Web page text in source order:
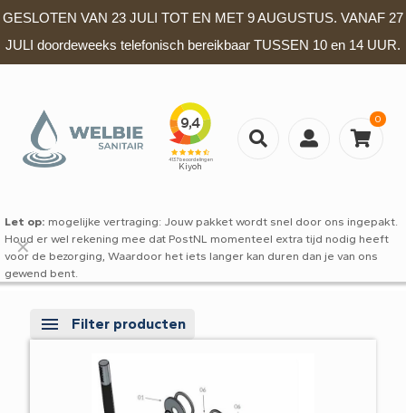
GESLOTEN VAN 23 JULI TOT EN MET 9 AUGUSTUS. VANAF 27
JULI doordeweeks telefonisch bereikbaar TUSSEN 10 en 14 UUR.
0
Let op: mogelijke vertraging: Jouw pakket wordt snel door ons ingepakt.
Houd er wel rekening mee dat PostNL momenteel extra tijd nodig heeft
voor de bezorging, Waardoor het iets langer kan duren dan je van ons
gewend bent.
✕
Filter producten